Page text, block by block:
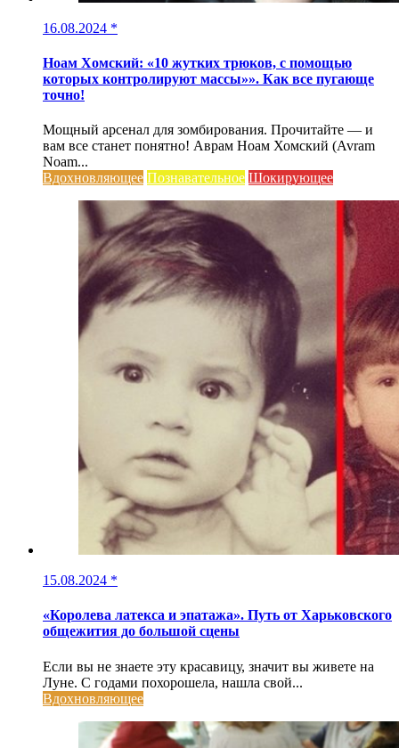
16.08.2024 *
Ноам Хомский: «10 жутких трюков, с помощью
которых контролируют массы»». Как все пугающе
точно!
Мощный арсенал для зомбирования. Прочитайте — и
вам все станет понятно! Аврам Ноам Хомский (Avram
Noam...
Вдохновляющее Познавательное Шокирующее
15.08.2024 *
«Королева латекса и эпатажа». Путь от Харьковского
общежития до большой сцены
Если вы не знаете эту красавицу, значит вы живете на
Луне. С годами похорошела, нашла свой...
Вдохновляющее